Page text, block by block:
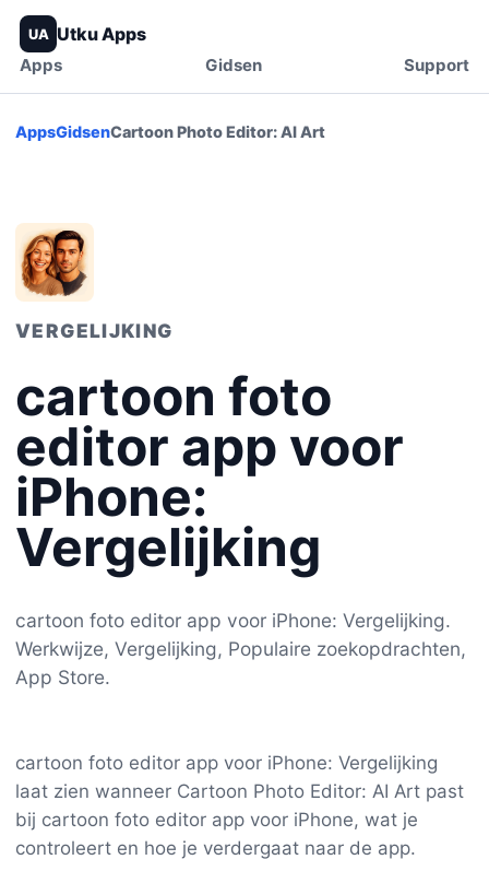
UA Utku Apps
Apps Gidsen Support
AppsGidsenCartoon Photo Editor: AI Art
VERGELIJKING
cartoon foto
editor app voor
iPhone:
Vergelijking
cartoon foto editor app voor iPhone: Vergelijking.
Werkwijze, Vergelijking, Populaire zoekopdrachten,
App Store.
cartoon foto editor app voor iPhone: Vergelijking
laat zien wanneer Cartoon Photo Editor: AI Art past
bij cartoon foto editor app voor iPhone, wat je
controleert en hoe je verdergaat naar de app.